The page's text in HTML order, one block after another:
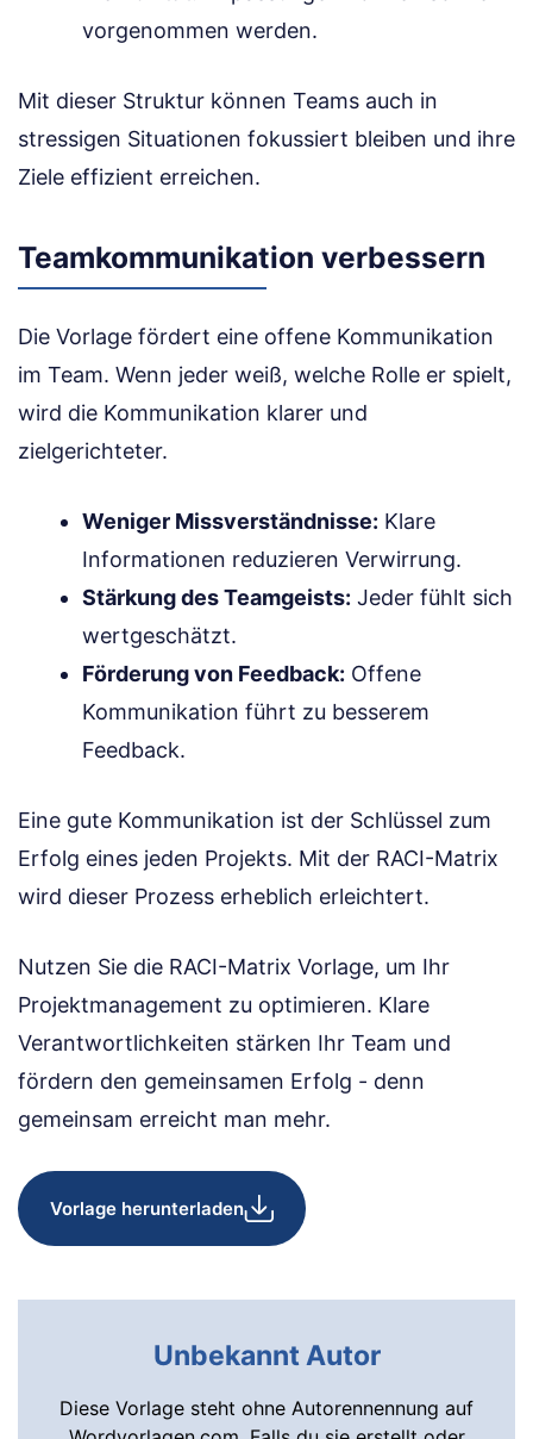
vorgenommen werden.
Mit dieser Struktur können Teams auch in
stressigen Situationen fokussiert bleiben und ihre
Ziele effizient erreichen.
Teamkommunikation verbessern
Die Vorlage fördert eine offene Kommunikation
im Team. Wenn jeder weiß, welche Rolle er spielt,
wird die Kommunikation klarer und
zielgerichteter.
Weniger Missverständnisse: Klare
Informationen reduzieren Verwirrung.
Stärkung des Teamgeists: Jeder fühlt sich
wertgeschätzt.
Förderung von Feedback: Offene
Kommunikation führt zu besserem
Feedback.
Eine gute Kommunikation ist der Schlüssel zum
Erfolg eines jeden Projekts. Mit der RACI-Matrix
wird dieser Prozess erheblich erleichtert.
Nutzen Sie die RACI-Matrix Vorlage, um Ihr
Projektmanagement zu optimieren. Klare
Verantwortlichkeiten stärken Ihr Team und
fördern den gemeinsamen Erfolg - denn
gemeinsam erreicht man mehr.
Vorlage herunterladen
Unbekannt Autor
Diese Vorlage steht ohne Autorennennung auf